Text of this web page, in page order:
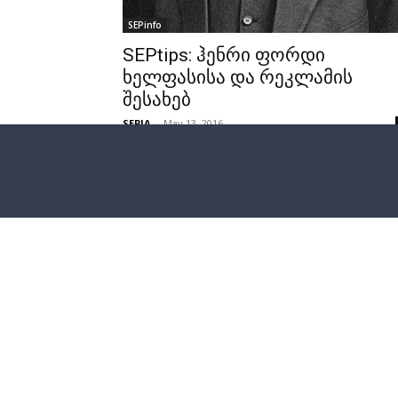
SEPinfo
SEPtips: ჰენრი ფორდი
ხელფასისა და რეკლამის
შესახებ
SEPIA - May 13, 2016